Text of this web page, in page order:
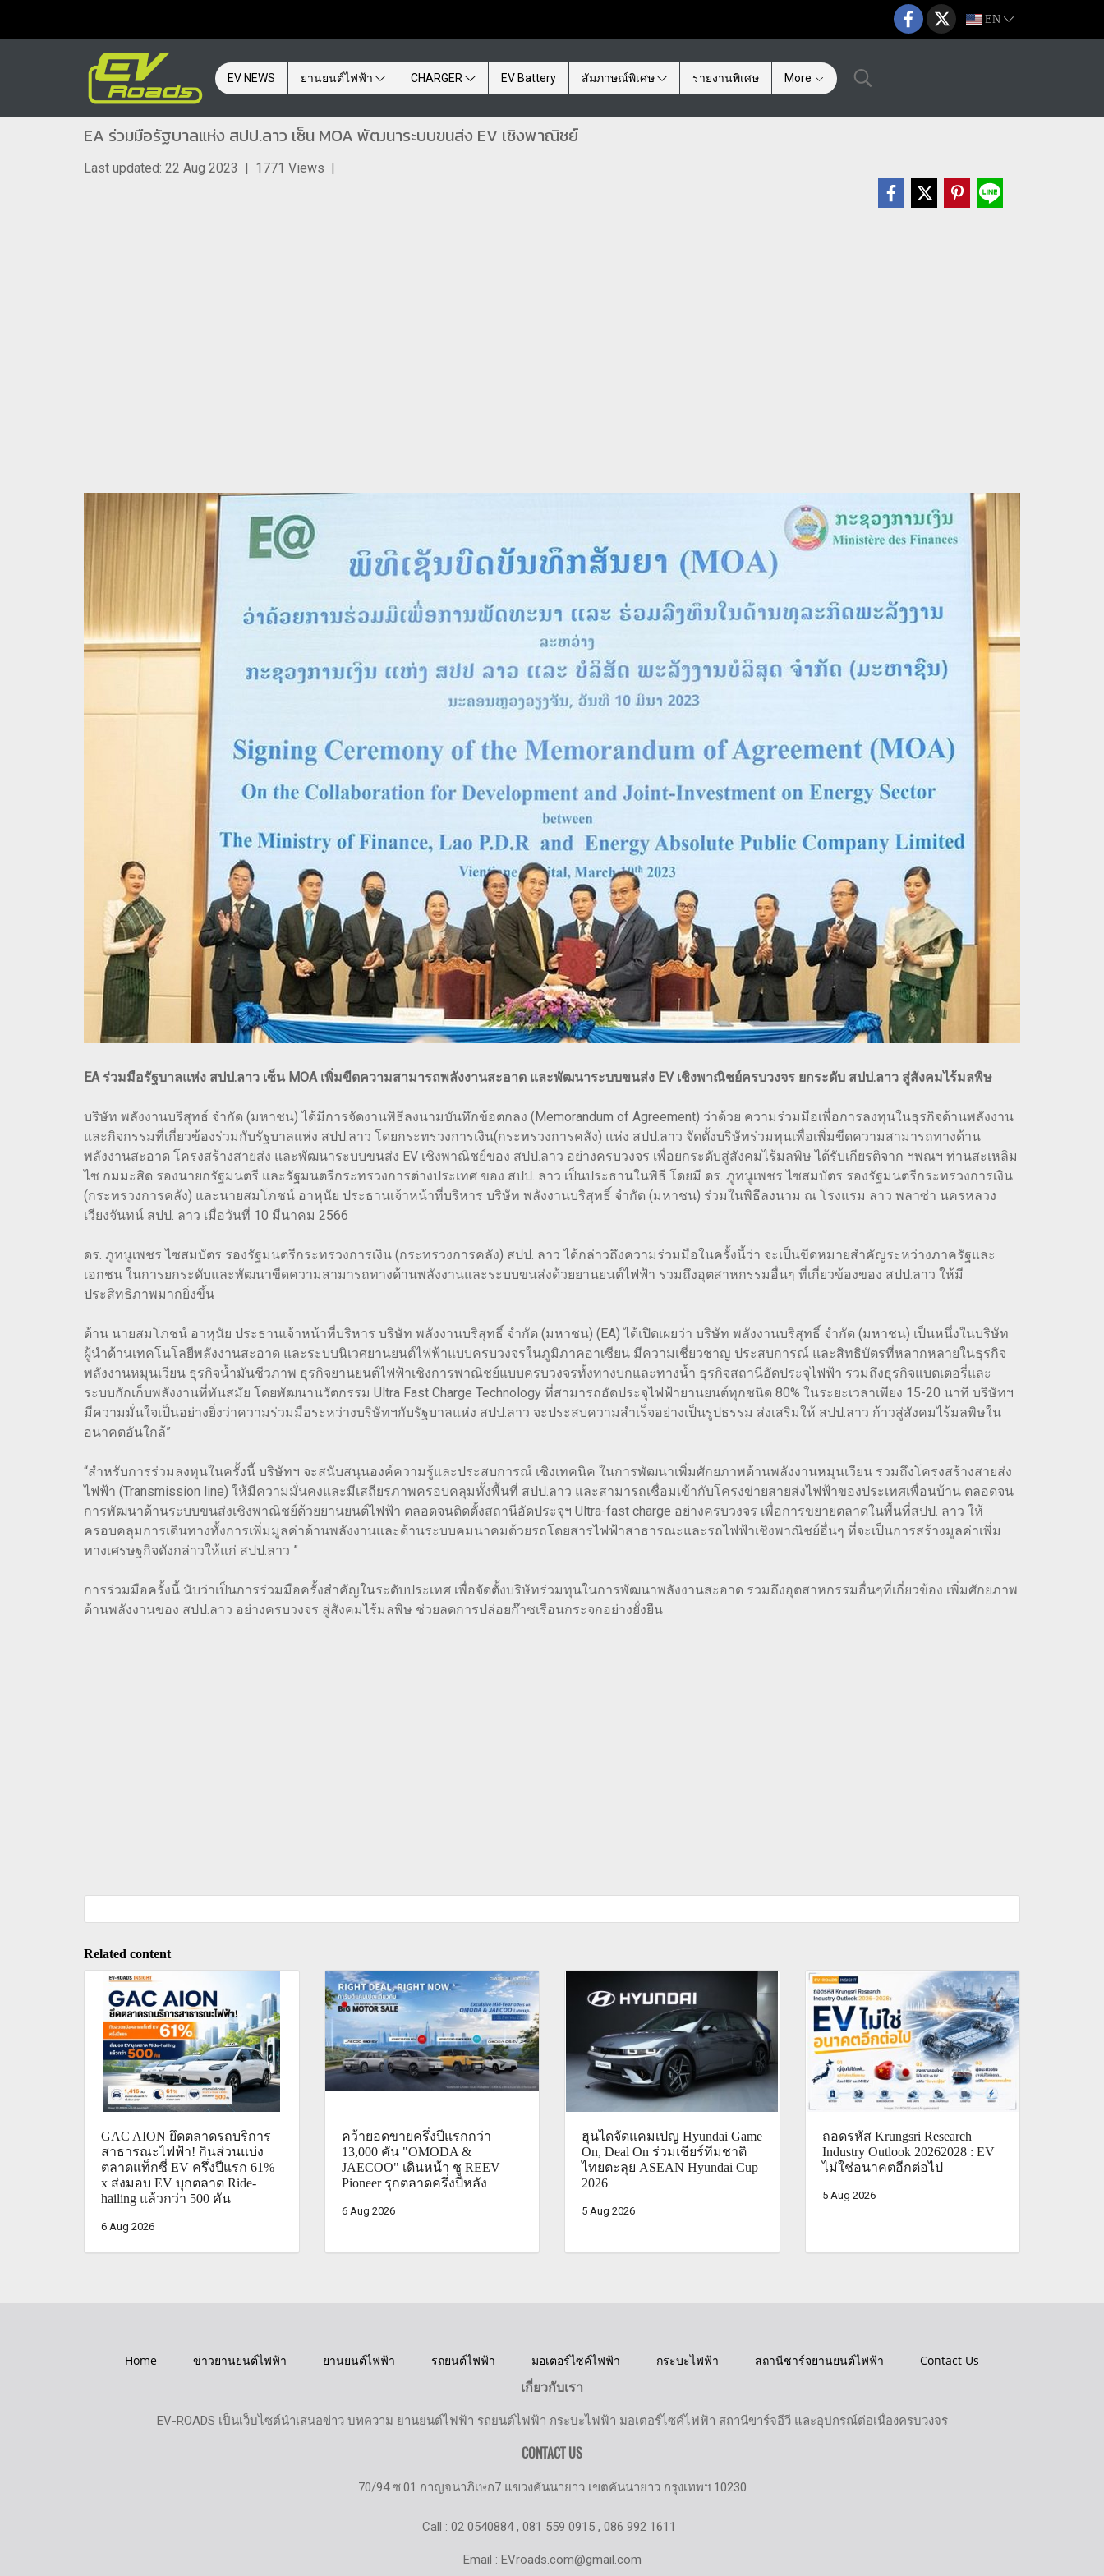
EN
EV NEWS ยานยนต์ไฟฟ้า CHARGER EV Battery สัมภาษณ์พิเศษ รายงานพิเศษ More
EA ร่วมมือรัฐบาลแห่ง สปป.ลาว เซ็น MOA พัฒนาระบบขนส่ง EV เชิงพาณิชย์
Last updated: 22 Aug 2023 | 1771 Views |
EA ร่วมมือรัฐบาลแห่ง สปป.ลาว เซ็น MOA เพิ่มขีดความสามารถพลังงานสะอาด และพัฒนาระบบขนส่ง EV เชิงพาณิชย์ครบวงจร ยกระดับ สปป.ลาว สู่สังคมไร้มลพิษ
บริษัท พลังงานบริสุทธ์ จำกัด (มหาชน) ได้มีการจัดงานพิธีลงนามบันทึกข้อตกลง (Memorandum of Agreement) ว่าด้วย ความร่วมมือเพื่อการลงทุนในธุรกิจด้านพลังงาน
และกิจกรรมที่เกี่ยวข้องร่วมกับรัฐบาลแห่ง สปป.ลาว โดยกระทรวงการเงิน(กระทรวงการคลัง) แห่ง สปป.ลาว จัดตั้งบริษัทร่วมทุนเพื่อเพิ่มขีดความสามารถทางด้าน
พลังงานสะอาด โครงสร้างสายส่ง และพัฒนาระบบขนส่ง EV เชิงพาณิชย์ของ สปป.ลาว อย่างครบวงจร เพื่อยกระดับสู่สังคมไร้มลพิษ ได้รับเกียรติจาก ฯพณฯ ท่านสะเหลิม
ไซ กมมะสิด รองนายกรัฐมนตรี และรัฐมนตรีกระทรวงการต่างประเทศ ของ สปป. ลาว เป็นประธานในพิธี โดยมี ดร. ภูทนูเพชร ไซสมบัตร รองรัฐมนตรีกระทรวงการเงิน
(กระทรวงการคลัง) และนายสมโภชน์ อาหุนัย ประธานเจ้าหน้าที่บริหาร บริษัท พลังงานบริสุทธิ์ จำกัด (มหาชน) ร่วมในพิธีลงนาม ณ โรงแรม ลาว พลาซ่า นครหลวง
เวียงจันทน์ สปป. ลาว เมื่อวันที่ 10 มีนาคม 2566
ดร. ภูทนูเพชร ไซสมบัตร รองรัฐมนตรีกระทรวงการเงิน (กระทรวงการคลัง) สปป. ลาว ได้กล่าวถึงความร่วมมือในครั้งนี้ว่า จะเป็นขีดหมายสำคัญระหว่างภาครัฐและ
เอกชน ในการยกระดับและพัฒนาขีดความสามารถทางด้านพลังงานและระบบขนส่งด้วยยานยนต์ไฟฟ้า รวมถึงอุตสาหกรรมอื่นๆ ที่เกี่ยวข้องของ สปป.ลาว ให้มี
ประสิทธิภาพมากยิ่งขึ้น
ด้าน นายสมโภชน์ อาหุนัย ประธานเจ้าหน้าที่บริหาร บริษัท พลังงานบริสุทธิ์ จำกัด (มหาชน) (EA) ได้เปิดเผยว่า บริษัท พลังงานบริสุทธิ์ จำกัด (มหาชน) เป็นหนึ่งในบริษัท
ผู้นำด้านเทคโนโลยีพลังงานสะอาด และระบบนิเวศยานยนต์ไฟฟ้าแบบครบวงจรในภูมิภาคอาเซียน มีความเชี่ยวชาญ ประสบการณ์ และสิทธิบัตรที่หลากหลายในธุรกิจ
พลังงานหมุนเวียน ธุรกิจน้ำมันชีวภาพ ธุรกิจยานยนต์ไฟฟ้าเชิงการพาณิชย์แบบครบวงจรทั้งทางบกและทางน้ำ ธุรกิจสถานีอัดประจุไฟฟ้า รวมถึงธุรกิจแบตเตอรี่และ
ระบบกักเก็บพลังงานที่ทันสมัย โดยพัฒนานวัตกรรม Ultra Fast Charge Technology ที่สามารถอัดประจุไฟฟ้ายานยนต์ทุกชนิด 80% ในระยะเวลาเพียง 15-20 นาที บริษัทฯ
มีความมั่นใจเป็นอย่างยิ่งว่าความร่วมมือระหว่างบริษัทฯกับรัฐบาลแห่ง สปป.ลาว จะประสบความสำเร็จอย่างเป็นรูปธรรม ส่งเสริมให้ สปป.ลาว ก้าวสู่สังคมไร้มลพิษใน
อนาคตอันใกล้”
“สำหรับการร่วมลงทุนในครั้งนี้ บริษัทฯ จะสนับสนุนองค์ความรู้และประสบการณ์ เชิงเทคนิค ในการพัฒนาเพิ่มศักยภาพด้านพลังงานหมุนเวียน รวมถึงโครงสร้างสายส่ง
ไฟฟ้า (Transmission line) ให้มีความมั่นคงและมีเสถียรภาพครอบคลุมทั้งพื้นที่ สปป.ลาว และสามารถเชื่อมเข้ากับโครงข่ายสายส่งไฟฟ้าของประเทศเพื่อนบ้าน ตลอดจน
การพัฒนาด้านระบบขนส่งเชิงพาณิชย์ด้วยยานยนต์ไฟฟ้า ตลอดจนติดตั้งสถานีอัดประจุฯ Ultra-fast charge อย่างครบวงจร เพื่อการขยายตลาดในพื้นที่สปป. ลาว ให้
ครอบคลุมการเดินทางทั้งการเพิ่มมูลค่าด้านพลังงานและด้านระบบคมนาคมด้วยรถโดยสารไฟฟ้าสาธารณะและรถไฟฟ้าเชิงพาณิชย์อื่นๆ ที่จะเป็นการสร้างมูลค่าเพิ่ม
ทางเศรษฐกิจดังกล่าวให้แก่ สปป.ลาว ”
การร่วมมือครั้งนี้ นับว่าเป็นการร่วมมือครั้งสำคัญในระดับประเทศ เพื่อจัดตั้งบริษัทร่วมทุนในการพัฒนาพลังงานสะอาด รวมถึงอุตสาหกรรมอื่นๆที่เกี่ยวข้อง เพิ่มศักยภาพ
ด้านพลังงานของ สปป.ลาว อย่างครบวงจร สู่สังคมไร้มลพิษ ช่วยลดการปล่อยก๊าซเรือนกระจกอย่างยั่งยืน
Related content
GAC AION ยึดตลาดรถบริการ
สาธารณะไฟฟ้า! กินส่วนแบ่ง
ตลาดแท็กซี่ EV ครึ่งปีแรก 61%
x ส่งมอบ EV บุกตลาด Ride-
hailing แล้วกว่า 500 คัน
6 Aug 2026
คว้ายอดขายครึ่งปีแรกกว่า
13,000 คัน "OMODA &
JAECOO" เดินหน้า ชู REEV
Pioneer รุกตลาดครึ่งปีหลัง
6 Aug 2026
ฮุนไดจัดแคมเปญ Hyundai Game
On, Deal On ร่วมเชียร์ทีมชาติ
ไทยตะลุย ASEAN Hyundai Cup
2026
5 Aug 2026
ถอดรหัส Krungsri Research
Industry Outlook 20262028 : EV
ไม่ใช่อนาคตอีกต่อไป
5 Aug 2026
Home ข่าวยานยนต์ไฟฟ้า ยานยนต์ไฟฟ้า รถยนต์ไฟฟ้า มอเตอร์ไซค์ไฟฟ้า กระบะไฟฟ้า สถานีชาร์จยานยนต์ไฟฟ้า
Contact Us
เกี่ยวกับเรา
EV-ROADS เป็นเว็บไซต์นำเสนอข่าว บทความ ยานยนต์ไฟฟ้า รถยนต์ไฟฟ้า กระบะไฟฟ้า มอเตอร์ไซค์ไฟฟ้า สถานีขาร์จอีวี และอุปกรณ์ต่อเนื่องครบวงจร
CONTACT US
70/94 ซ.01 กาญจนาภิเษก7 แขวงคันนายาว เขตคันนายาว กรุงเทพฯ 10230
Call : 02 0540884 , 081 559 0915 , 086 992 1611
Email : EVroads.com@gmail.com